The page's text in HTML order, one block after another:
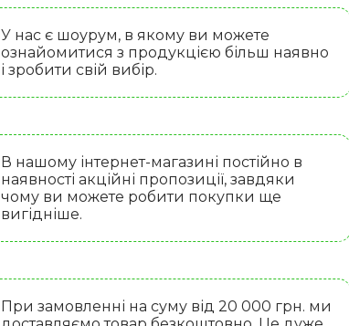
У нас є шоурум, в якому ви можете
ознайомитися з продукцією більш наявно
і зробити свій вибір.
В нашому інтернет-магазині постійно в
наявності акційні пропозиції, завдяки
чому ви можете робити покупки ще
вигідніше.
При замовленні на суму від 20 000 грн. ми